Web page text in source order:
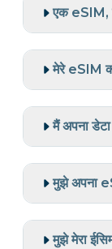
एक eSIM,
मेरे eSIM
मैं अपना
मुझे अपना
मुझे मेरा